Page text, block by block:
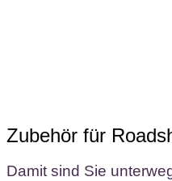
Zubehör für
Damit sind Sie